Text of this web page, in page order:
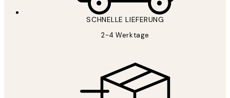
SCHNELLE LIEFERUNG
2-4 Werktage